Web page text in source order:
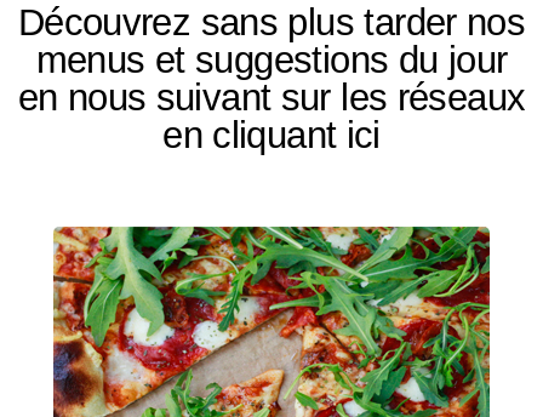
Découvrez sans plus tarder nos
menus et suggestions du jour
en nous suivant sur les réseaux
en cliquant ici